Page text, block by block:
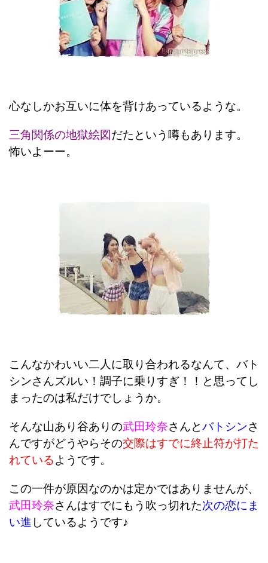
心なしかお互いに体を背けあっているような。
三角関係の地獄絵図だたという噂もあります。
怖いよーー。
こんなかわいい二人に取り合われるなんて、バト
シンさんズルい！調子に乗りすぎ！！と思ってし
まったのは私だけでしょうか。
そんな山あり谷ありの武田玲奈さんとバトシンさ
んですがどうやらその交際はすでに終止符が打た
れているようです。
この一件が原因なのかは定かではありませんが、
武田玲奈さんはすでにもう吹っ切れた次の恋にま
い進 しているようです♪